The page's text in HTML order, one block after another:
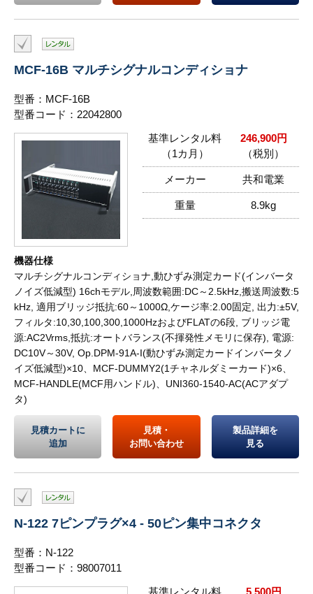
MCF-16B マルチシグナルコンディショナ
型番：MCF-16B
型番コード：22042800
基準レンタル料
（1カ月）
246,900円
（税別）
メーカー 共和電業
重量 8.9kg
機器仕様
マルチシグナルコンディショナ,動ひずみ測定カード(インバータ
ノイズ低減型) 16chモデル,周波数範囲:DC～2.5kHz,搬送周波数:5
kHz, 適用ブリッジ抵抗:60～1000Ω,ケージ率:2.00固定, 出力:±5V,
フィルタ:10,30,100,300,1000HzおよびFLATの6段, ブリッジ電
源:AC2Vrms,抵抗:オートバランス(不揮発性メモリに保存), 電源:
DC10V～30V, Op.DPM-91A-I(動ひずみ測定カードインバータノ
イズ低減型)×10、MCF-DUMMY2(1チャネルダミーカード)×6、
MCF-HANDLE(MCF用ハンドル)、UNI360-1540-AC(ACアダプ
タ)
見積カートに
追加
見積・
お問い合わせ
製品詳細を
見る
N-122 7ピンプラグ×4 - 50ピン集中コネクタ
型番：N-122
型番コード：98007011
基準レンタル料
5,500円